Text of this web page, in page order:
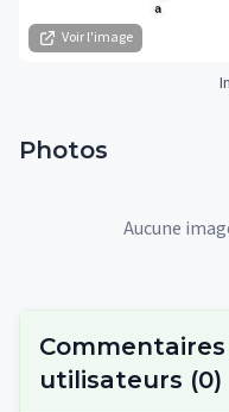
Voir l'image
Photos
Aucune
utilisateurs (0)